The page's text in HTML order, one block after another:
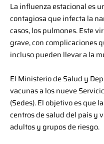
La influenza estacional es
contagiosa que infecta la
casos, los pulmones. Este
grave, con complicaciones
incluso pueden llevar a la
El Ministerio de Salud y
vacunas a los nueve
(Sedes). El objetivo es que
centros de salud del país y
adultos y grupos de riesgo.